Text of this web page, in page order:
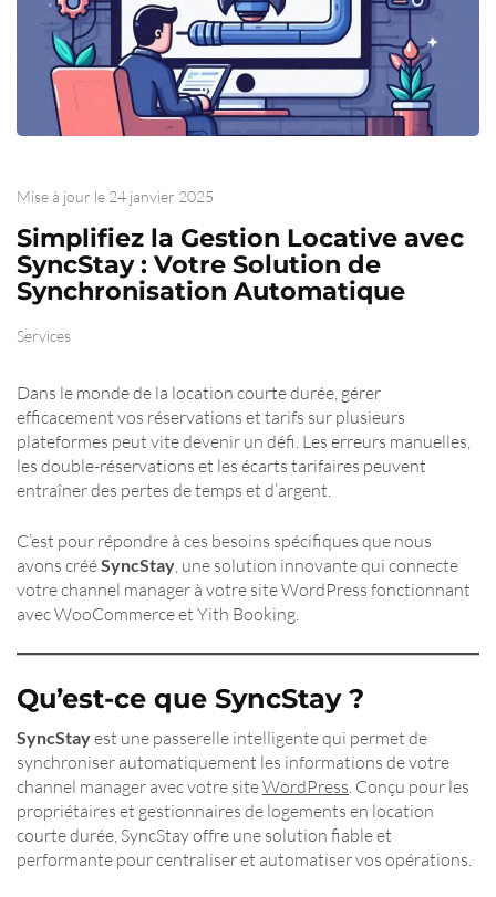
Mise à jour le 24 janvier 2025
Simplifiez la Gestion Locative avec
SyncStay : Votre Solution de
Synchronisation Automatique
Services
Dans le monde de la location courte durée, gérer
efficacement vos réservations et tarifs sur plusieurs
plateformes peut vite devenir un défi. Les erreurs manuelles,
les double-réservations et les écarts tarifaires peuvent
entraîner des pertes de temps et d’argent.
C’est pour répondre à ces besoins spécifiques que nous
avons crééSyncStay , une solution innovante qui connecte
votre channel manager à votre site WordPress fonctionnant
avec WooCommerce et Yith Booking.
Qu’est-ce que SyncStay ?
SyncStayest une passerelle intelligente qui permet de
synchroniser automatiquement les informations de votre
channel manager avec votre siteWordPress . Conçu pour les
propriétaires et gestionnaires de logements en location
courte durée, SyncStay offre une solution fiable et
performante pour centraliser et automatiser vos opérations.